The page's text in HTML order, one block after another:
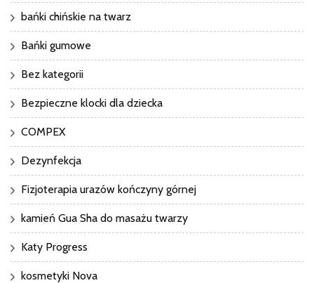
bańki chińskie na twarz
Bańki gumowe
Bez kategorii
Bezpieczne klocki dla dziecka
COMPEX
Dezynfekcja
Fizjoterapia urazów kończyny górnej
kamień Gua Sha do masażu twarzy
Katy Progress
kosmetyki Nova